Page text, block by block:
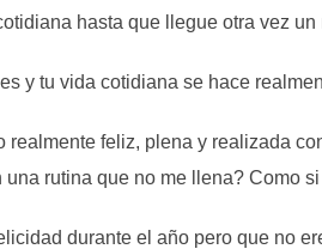
hasta que llegue otra vez un
y tu vida cotidiana se hace
realmente feliz, plena y realizada
rutina que no me llena? Como
durante el año pero que no